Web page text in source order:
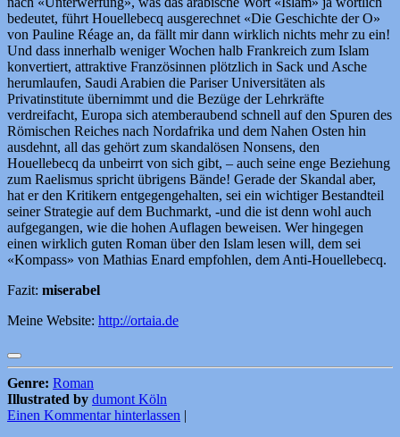
bedeutet, führt Houellebecq ausgerechnet «Die Geschichte der O»
von Pauline Réage an, da fällt mir dann wirklich nichts mehr zu ein!
Und dass innerhalb weniger Wochen halb Frankreich zum Islam
konvertiert, attraktive Französinnen plötzlich in Sack und Asche
herumlaufen, Saudi Arabien die Pariser Universitäten als
Privatinstitute übernimmt und die Bezüge der Lehrkräfte
verdreifacht, Europa sich atemberaubend schnell auf den Spuren des
Römischen Reiches nach Nordafrika und dem Nahen Osten hin
ausdehnt, all das gehört zum skandalösen Nonsens, den
Houellebecq da unbeirrt von sich gibt, – auch seine enge Beziehung
zum Raelismus spricht übrigens Bände! Gerade der Skandal aber,
hat er den Kritikern entgegengehalten, sei ein wichtiger Bestandteil
seiner Strategie auf dem Buchmarkt, -und die ist denn wohl auch
aufgegangen, wie die hohen Auflagen beweisen. Wer hingegen
einen wirklich guten Roman über den Islam lesen will, dem sei
«Kompass» von Mathias Enard empfohlen, dem Anti-Houellebecq.
Fazit: miserabel
Meine Website: http://ortaia.de
Genre: Roman
Illustrated by dumont Köln
Einen Kommentar hinterlassen |